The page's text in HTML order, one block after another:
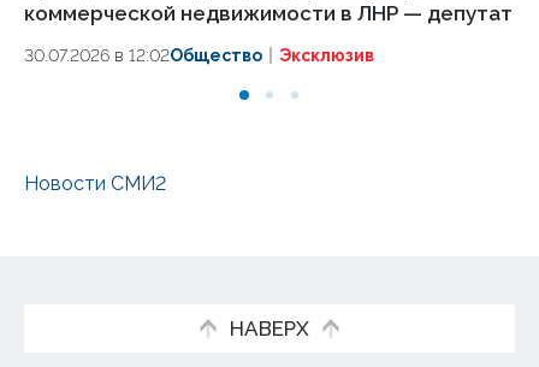
коммерческой недвижимости в ЛНР — депутат
30.07.2026 в 12:02Общество Эксклюзив
Новости СМИ2
НАВЕРХ